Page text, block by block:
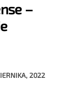
–
2022